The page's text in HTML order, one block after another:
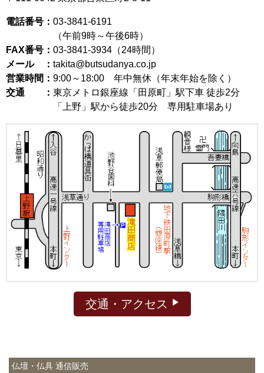
電話番号： 03-3841-6191
（午前9時～午後6時）
FAX番号： 03-3841-3934（24時間）
メール ： takita@butsudanya.co.jp
営業時間： 9:00～18:00 年中無休（年末年始を除く）
交通 ： 東京メトロ銀座線「田原町」駅下車 徒歩2分
「上野」駅から徒歩20分 専用駐車場あり
交通・アクセス
仏壇・仏具 通信販売